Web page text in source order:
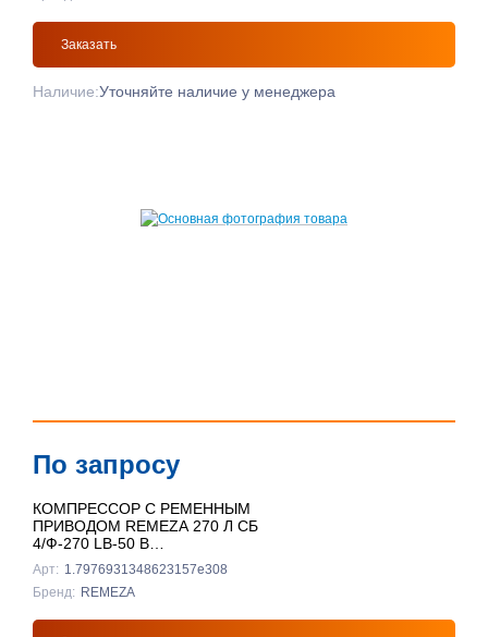
Заказать
Наличие:Уточняйте наличие у менеджера
По запросу
КОМПРЕССОР С РЕМЕННЫМ
ПРИВОДОМ REMEZA 270 Л СБ
4/Ф-270 LB-50 В
ВЕРТИКАЛЬНЫЙ
Арт: 1.7976931348623157e308
Бренд: REMEZA